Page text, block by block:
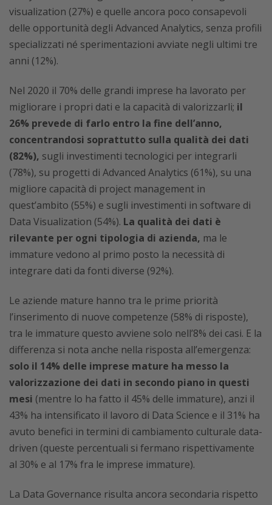
visualization (27%) e quelle ancora poco consapevoli
delle opportunità degli Advanced Analytics, senza profili
specializzati né sperimentazioni avviate negli ultimi tre
anni (12%).
Nel 2020 il 70% delle grandi imprese ha lavorato per
migliorare i propri dati e la capacità di valorizzarli; il
26% prevede di farlo entro la fine dell’anno,
concentrandosi soprattutto sulla qualità dei dati
(82%), sugli investimenti tecnologici per integrarli
(78%), su progetti di Advanced Analytics (61%), su una
migliore capacità di project management in
quest’ambito (55%) e sugli investimenti in software di
Data Visualization (54%). La qualità dei dati è
rilevante per ogni tipologia di azienda, ma le
immature vedono al primo posto la necessità di
integrare dati da fonti diverse (92%).
Le aziende mature hanno tra le prime priorità
l’inserimento di nuove competenze (58% di risposte),
tra le immature questo avviene solo nell’8% dei casi. E la
differenza si nota anche nella risposta all’emergenza:
solo il 14% delle imprese mature ha messo la
valorizzazione dei dati in secondo piano in questi
mesi (mentre lo ha fatto il 45% delle immature), anzi il
43% ha intensificato il lavoro di Data Science e il 31% ha
avuto benefici in termini di cambiamento culturale data-
driven (queste percentuali si fermano rispettivamente
al 30% e al 17% fra le imprese immature).
La Data Governance risulta ancora secondaria rispetto